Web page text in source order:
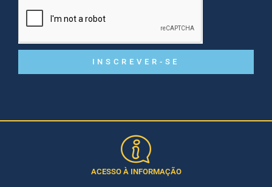
INSCREVER-SE
ACESSO À INFORMAÇÃO